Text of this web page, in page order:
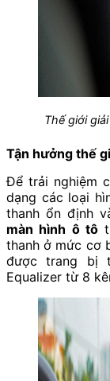
Thế giới
Tận hưởng thế
Để trải nghiệm
dạng các loại
thanh ổn định
màn hình ô tô
thanh ở mức cơ
được trang bị
Equalizer từ 8